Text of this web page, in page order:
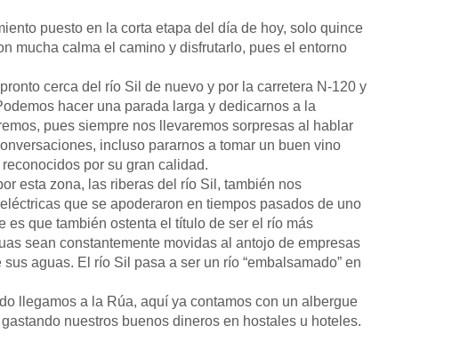
puesto en la corta etapa del día de hoy, solo quince
mucha calma el camino y disfrutarlo, pues el entorno
cerca del río Sil de nuevo y por la carretera N-120 y
hacer una parada larga y dedicarnos a la
pues siempre nos llevaremos sorpresas al hablar
incluso pararnos a tomar un buen vino
por su gran calidad.
esta zona, las riberas del río Sil, también nos
que se apoderaron en tiempos pasados de uno
que también ostenta el título de ser el río más
sean constantemente movidas al antojo de empresas
aguas. El río Sil pasa a ser un río “embalsamado” en
llegamos a la Rúa, aquí ya contamos con un albergue
nuestros buenos dineros en hostales u hoteles.